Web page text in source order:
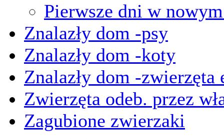
Pierwsze dni w
Znalazły dom -psy
Znalazły dom -koty
Znalazły dom -zwierzęta
Zwierzęta odeb. przez
Zagubione zwierzaki